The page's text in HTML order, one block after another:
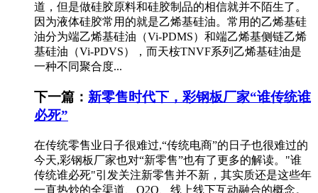
道，但是做硅胶原料和硅胶制品的相信就并不陌生了。
因为液体硅胶常用的就是乙烯基硅油。常用的乙烯基硅
油分为端乙烯基硅油（Vi-PDMS）和端乙烯基侧链乙烯
基硅油（Vi-PDVS），而天桉TNVF系列乙烯基硅油是
一种不同聚合度...
下一篇： 新零售时代下，彩钢板厂家“谁传统谁
必死”
在传统零售业日子很难过,“传统电商”的日子也很难过的
今天,彩钢板厂家也对“新零售”也有了更多的解读。"谁
传统谁必死"引发关注新零售并不新，其实质还是这些年
一直热炒的全渠道、O2O、线上线下互动融合的概念。